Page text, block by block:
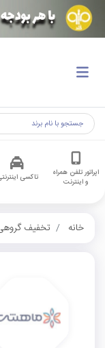
اپراتور تلفن همراه
و اینترنت
تاکسی
خانه تخفیف